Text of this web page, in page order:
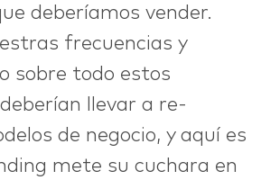
deberíamos vender.
frecuencias y
sobre todo estos
llevar a re-
de negocio, y aquí es
mete su cuchara en